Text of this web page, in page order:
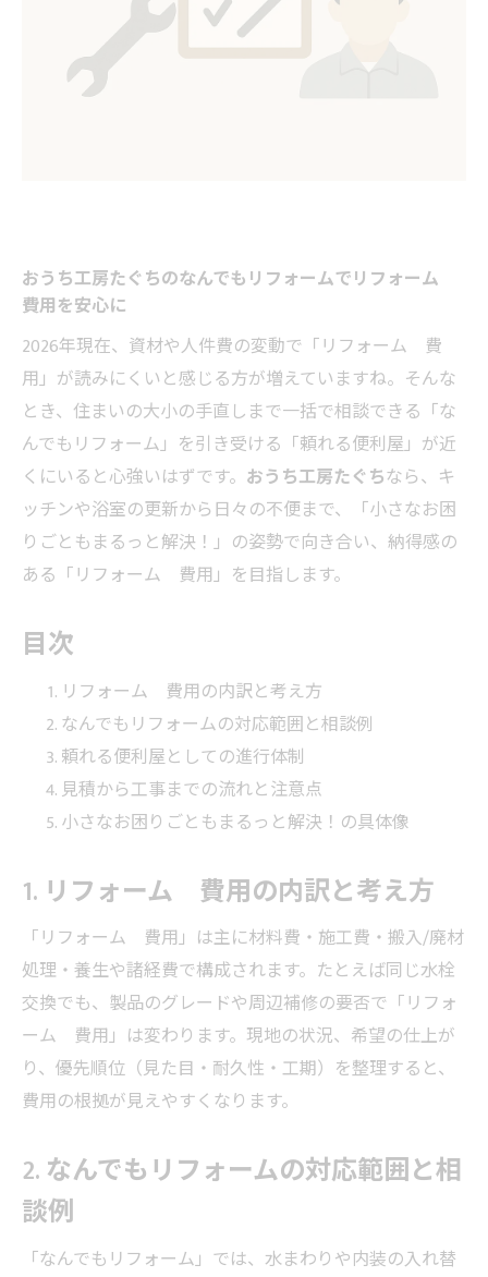
おうち工房たぐちのなんでもリフォームでリフォーム
費用を安心に
2026年現在、資材や人件費の変動で「リフォーム 費
用」が読みにくいと感じる方が増えていますね。そんな
とき、住まいの大小の手直しまで一括で相談できる「な
んでもリフォーム」を引き受ける「頼れる便利屋」が近
くにいると心強いはずです。 おうち工房たぐちなら、キ
ッチンや浴室の更新から日々の不便まで、「小さなお困
りごともまるっと解決！」の姿勢で向き合い、納得感の
ある「リフォーム 費用」を目指します。
目次
リフォーム 費用の内訳と考え方
なんでもリフォームの対応範囲と相談例
頼れる便利屋としての進行体制
見積から工事までの流れと注意点
小さなお困りごともまるっと解決！の具体像
1. リフォーム 費用の内訳と考え方
「リフォーム 費用」は主に材料費・施工費・搬入/廃材
処理・養生や諸経費で構成されます。たとえば同じ水栓
交換でも、製品のグレードや周辺補修の要否で「リフォ
ーム 費用」は変わります。現地の状況、希望の仕上が
り、優先順位（見た目・耐久性・工期）を整理すると、
費用の根拠が見えやすくなります。
2. なんでもリフォームの対応範囲と相
談例
「なんでもリフォーム」では、水まわりや内装の入れ替